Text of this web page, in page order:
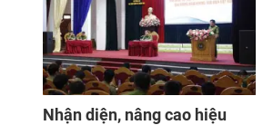
Nhận diện, nâng cao hiệu